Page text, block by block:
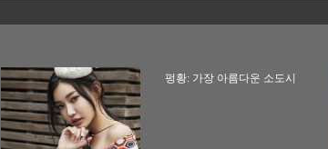
펑황: 가장 아름다운 소도시